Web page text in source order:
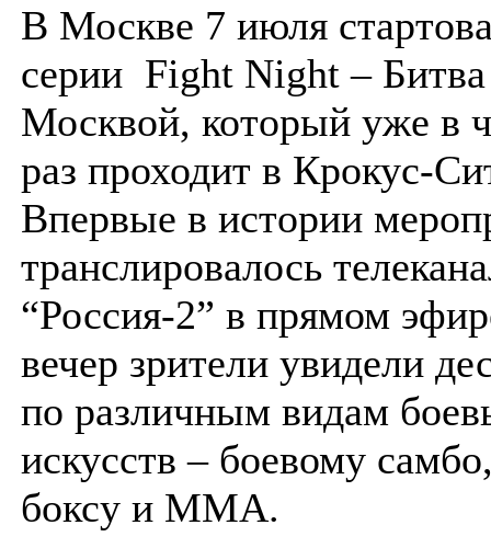
В Москве 7 июля
серии Fight Night –
Москвой, который уже в
раз проходит в Крокус-
Впервые в истории
транслировалось
“Россия-2” в прямом
вечер зрители увидели
по различным видам
искусств – боевому
боксу и MMA.